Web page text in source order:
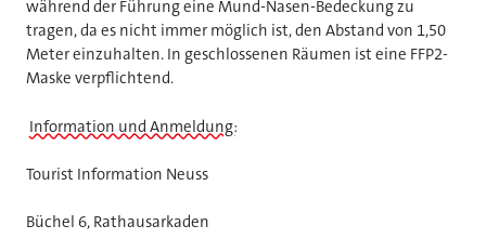
während der Führung eine Mund-Nasen-Bedeckung zu
tragen, da es nicht immer möglich ist, den Abstand von 1,50
Meter einzuhalten. In geschlossenen Räumen ist eine FFP2-
Maske verpflichtend.
Information und Anmeldung:
Tourist Information Neuss
Büchel 6, Rathausarkaden